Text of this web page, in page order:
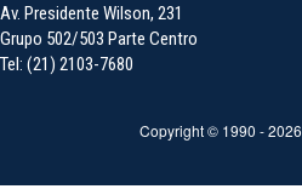
Av. Presidente Wilson, 231
Grupo 502/503 Parte Centro
Tel: (21) 2103-7680
Copyright © 1990 -2026